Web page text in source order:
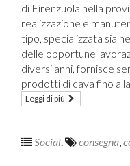
di Firenzuola nella
realizzazione e
tipo, specializzata sia
delle opportune
diversi anni, fornisce
prodotti di cava fino
Leggi di più
Social. consegna,